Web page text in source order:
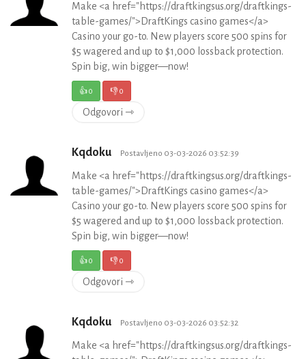
Make <a href="https://draftkingsus.org/draftkings-
table-games/">DraftKings casino games</a>
Casino your go-to. New players score 500 spins for
$5 wagered and up to $1,000 lossback protection.
Spin big, win bigger—now!
👍0 👎0
Odgovori ⇾
Kqdoku Postavljeno 03-03-2026 03:52:39
Make <a href="https://draftkingsus.org/draftkings-
table-games/">DraftKings casino games</a>
Casino your go-to. New players score 500 spins for
$5 wagered and up to $1,000 lossback protection.
Spin big, win bigger—now!
👍0 👎0
Odgovori ⇾
Kqdoku Postavljeno 03-03-2026 03:52:32
Make <a href="https://draftkingsus.org/draftkings-